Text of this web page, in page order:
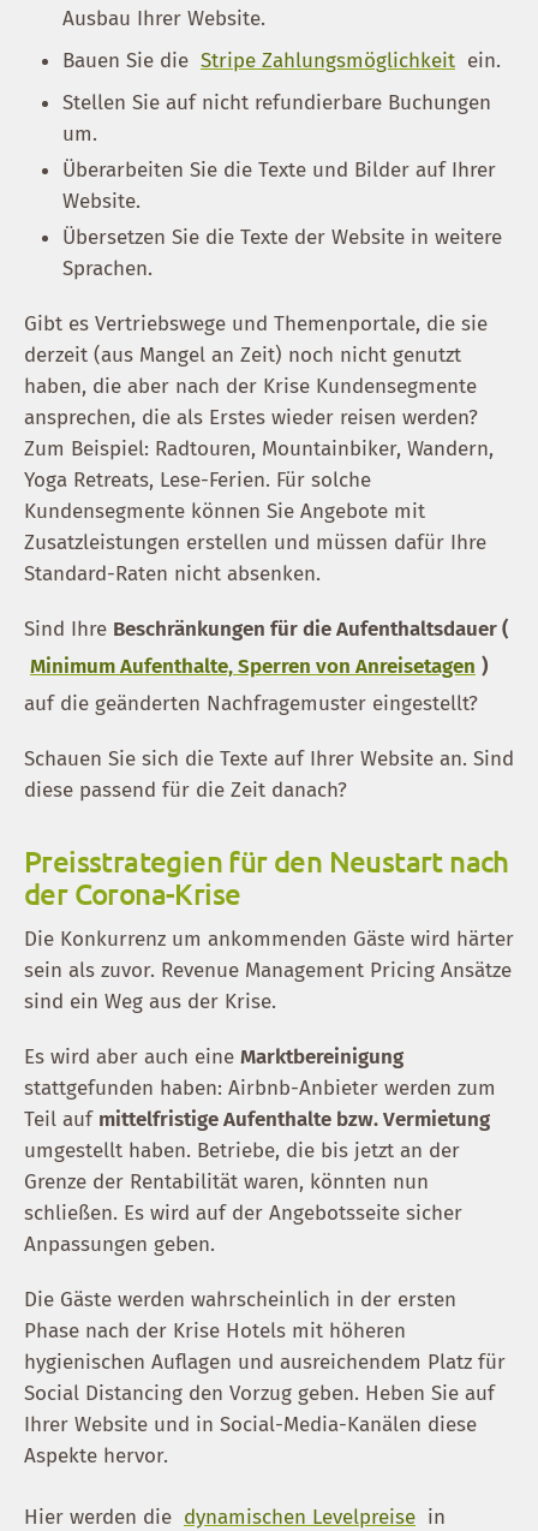
Ausbau Ihrer Website.
Bauen Sie die Stripe Zahlungsmöglichkeit ein.
Stellen Sie auf nicht refundierbare Buchungen
um.
Überarbeiten Sie die Texte und Bilder auf Ihrer
Website.
Übersetzen Sie die Texte der Website in weitere
Sprachen.
Gibt es Vertriebswege und Themenportale, die sie
derzeit (aus Mangel an Zeit) noch nicht genutzt
haben, die aber nach der Krise Kundensegmente
ansprechen, die als Erstes wieder reisen werden?
Zum Beispiel: Radtouren, Mountainbiker, Wandern,
Yoga Retreats, Lese-Ferien. Für solche
Kundensegmente können Sie Angebote mit
Zusatzleistungen erstellen und müssen dafür Ihre
Standard-Raten nicht absenken.
Sind Ihre Beschränkungen für die Aufenthaltsdauer (
Minimum Aufenthalte, Sperren von Anreisetagen )
auf die geänderten Nachfragemuster eingestellt?
Schauen Sie sich die Texte auf Ihrer Website an. Sind
diese passend für die Zeit danach?
Preisstrategien für den Neustart nach
der Corona-Krise
Die Konkurrenz um ankommenden Gäste wird härter
sein als zuvor. Revenue Management Pricing Ansätze
sind ein Weg aus der Krise.
Es wird aber auch eine Marktbereinigung
stattgefunden haben: Airbnb-Anbieter werden zum
Teil auf mittelfristige Aufenthalte bzw. Vermietung
umgestellt haben. Betriebe, die bis jetzt an der
Grenze der Rentabilität waren, könnten nun
schließen. Es wird auf der Angebotsseite sicher
Anpassungen geben.
Die Gäste werden wahrscheinlich in der ersten
Phase nach der Krise Hotels mit höheren
hygienischen Auflagen und ausreichendem Platz für
Social Distancing den Vorzug geben. Heben Sie auf
Ihrer Website und in Social-Media-Kanälen diese
Aspekte hervor.
Hier werden die dynamischen Levelpreise in